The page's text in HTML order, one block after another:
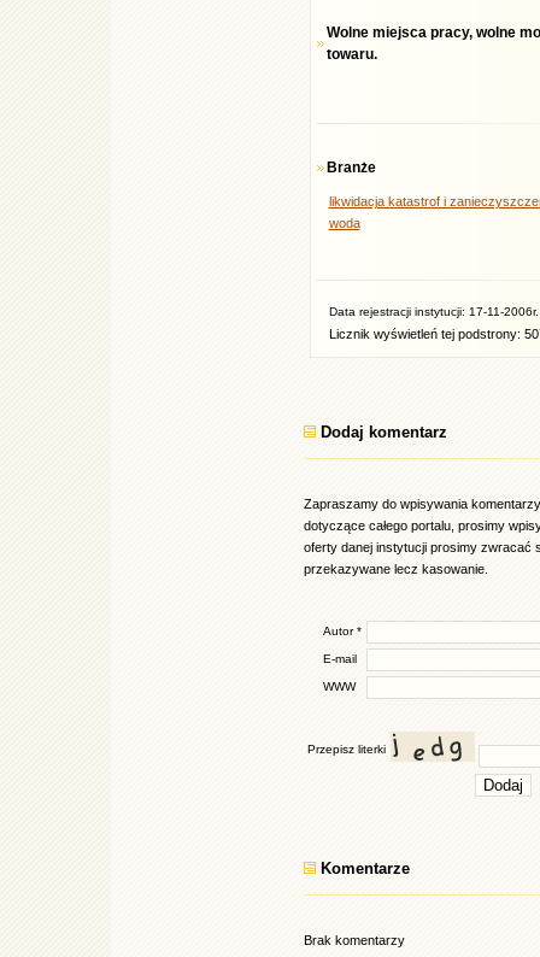
Wolne miejsca pracy, wolne
towaru.
Branże
likwidacja katastrof i
woda
Data rejestracji instytucji: 17-11-2006r.
Licznik wyświetleń tej podstrony:
Dodaj komentarz
Zapraszamy do wpisywania
dotyczące całego portalu, prosimy
oferty danej instytucji prosimy zwracać
przekazywane lecz kasowanie.
Autor *
E-mail
WWW
Przepisz literki
Komentarze
Brak komentarzy